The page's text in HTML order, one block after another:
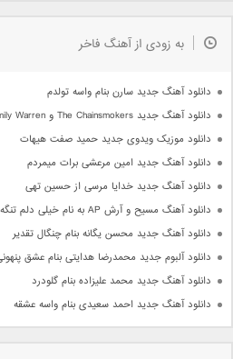
به زودی از آهنگ فاخر
دانلود آهنگ جدید سارن بنام واسه تولدم
دانلود آهنگ جدید The Chainsmokers و Emily Warren بنام Side Effects
دانلود موزیک ویدوی جدید حمید صفت هیهات
دانلود آهنگ جدید امین مرعشی برات میمردم
دانلود آهنگ جدید خدایا مرسی از حسین تهی
دانلود آهنگ مسیح و آرش AP به نام خیلی دلم تنگه
دانلود آهنگ جدید محسن یگانه بنام چنگال تقدیر
دانلود آلبوم جدید محمدرضا هدایتی بنام عشق
دانلود آهنگ جدید محمد علیزاده بنام گلودرد
دانلود آهنگ جدید احمد سعیدی بنام واسه عشقه